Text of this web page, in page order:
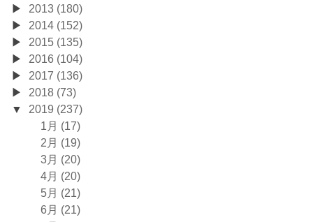
2013 (180)
2014 (152)
2015 (135)
2016 (104)
2017 (136)
2018 (73)
2019 (237)
1月 (17)
2月 (19)
3月 (20)
4月 (20)
5月 (21)
6月 (21)